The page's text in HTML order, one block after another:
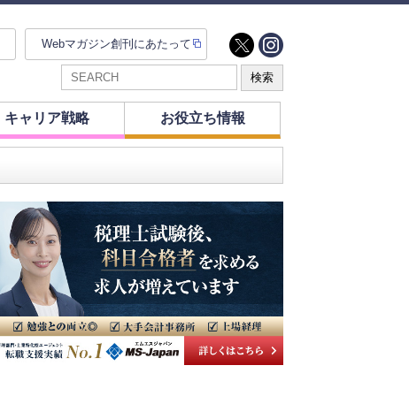
Webマガジン創刊にあたって
キャリア戦略 お役立ち情報